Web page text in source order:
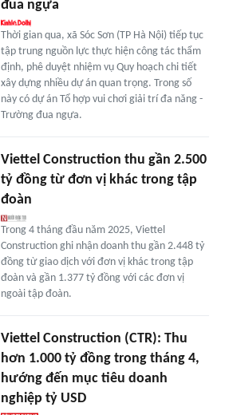
đua ngựa
Thời gian qua, xã Sóc Sơn (TP Hà Nội) tiếp tục
tập trung nguồn lực thực hiện công tác thẩm
định, phê duyệt nhiệm vụ Quy hoạch chi tiết
xây dựng nhiều dự án quan trọng. Trong số
này có dự án Tổ hợp vui chơi giải trí đa năng -
Trường đua ngựa.
Viettel Construction thu gần 2.500
tỷ đồng từ đơn vị khác trong tập
đoàn
Trong 4 tháng đầu năm 2025, Viettel
Construction ghi nhận doanh thu gần 2.448 tỷ
đồng từ giao dịch với đơn vị khác trong tập
đoàn và gần 1.377 tỷ đồng với các đơn vị
ngoài tập đoàn.
Viettel Construction (CTR): Thu
hơn 1.000 tỷ đồng trong tháng 4,
hướng đến mục tiêu doanh
nghiệp tỷ USD